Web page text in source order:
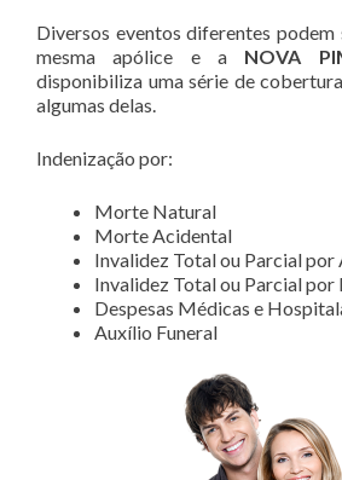
Diversos eventos diferentes podem
mesma apólice e a NOVA
disponibiliza uma série de
algumas delas.
Indenização por:
Morte Natural
Morte Acidental
Invalidez Total ou Parcial por
Invalidez Total ou Parcial por
Despesas Médicas e
Auxílio Funeral